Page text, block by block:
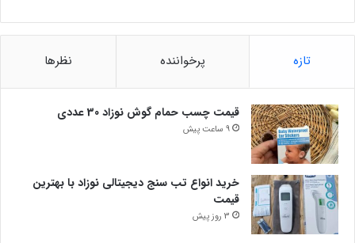
تازه پرخواننده نظرها
قیمت چسب حمام گوش نوزاد 30 عددی
9 ساعت پیش
خرید انواع تب سنج دیجیتالی نوزاد با بهترین
قیمت
3 روز پیش